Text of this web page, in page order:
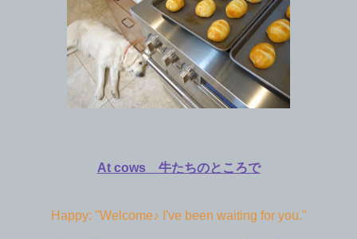
At cows 牛たちのところで
Happy: "Welcome♪ I've been waiting for you."